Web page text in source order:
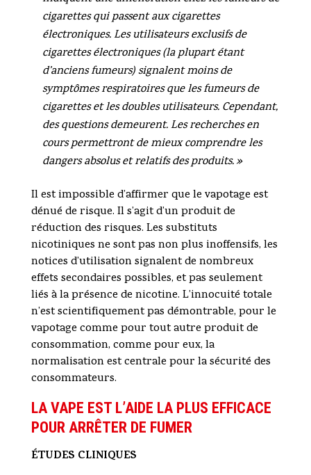
cigarettes qui passent aux cigarettes
électroniques. Les utilisateurs exclusifs de
cigarettes électroniques (la plupart étant
d’anciens fumeurs) signalent moins de
symptômes respiratoires que les fumeurs de
cigarettes et les doubles utilisateurs. Cependant,
des questions demeurent. Les recherches en
cours permettront de mieux comprendre les
dangers absolus et relatifs des produits. »
Il est impossible d’affirmer que le vapotage est
dénué de risque. Il s’agit d’un produit de
réduction des risques. Les substituts
nicotiniques ne sont pas non plus inoffensifs, les
notices d’utilisation signalent de nombreux
effets secondaires possibles, et pas seulement
liés à la présence de nicotine. L’innocuité totale
n’est scientifiquement pas démontrable, pour le
vapotage comme pour tout autre produit de
consommation, comme pour eux, la
normalisation est centrale pour la sécurité des
consommateurs.
LA VAPE EST L’AIDE LA PLUS EFFICACE
POUR ARRÊTER DE FUMER
ÉTUDES CLINIQUES